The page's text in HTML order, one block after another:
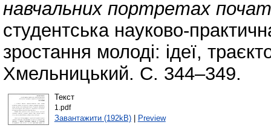
навчальних портретах
студентська науково-
зростання молоді: ідеї,
Хмельницький. С. 344–349.
Текст
1.pdf
Завантажити (192kB)| Preview